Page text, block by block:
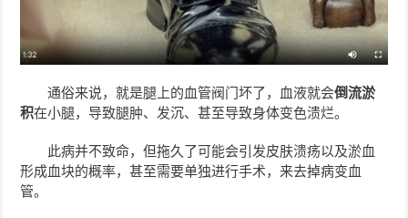
通俗来说，就是腿上的血管阀门坏了， 血液就会倒流淤
积在小腿，导致腿肿、发沉、甚至导致身体变色溃烂。
此病并不致命，但拖久了可能会引发皮肤溃疡以及淤血
形成血块的概率，甚至需要单独进行手术，来去掉病变血
管。